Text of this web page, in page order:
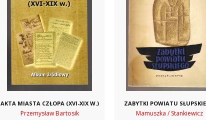
AKTA MIASTA CZŁOPA (XVI-XIX W.)
Przemysław Bartosik
ZABYTKI POWIATU
Mamuszka / Stankiewicz